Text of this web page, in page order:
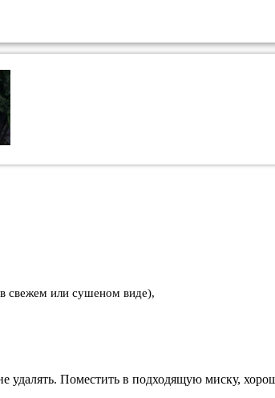
свежем или сушеном виде),
Поместить в подходящую миску,